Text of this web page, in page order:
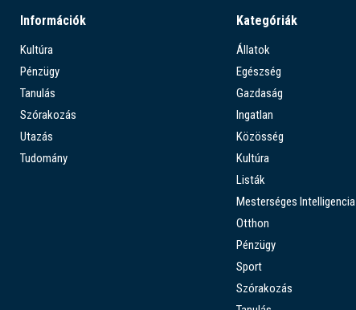
Információk
Kultúra
Pénzügy
Tanulás
Szórakozás
Utazás
Tudomány
Kategóriák
Állatok
Egészség
Gazdaság
Ingatlan
Közösség
Kultúra
Listák
Mesterséges Intelligencia
Otthon
Pénzügy
Sport
Szórakozás